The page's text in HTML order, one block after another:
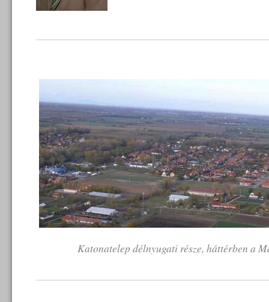
Katonatelep délnyugati része, háttérben a